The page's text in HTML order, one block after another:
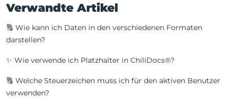
Verwandte Artikel
🔠 Wie kann ich Daten in den verschiedenen Formaten
darstellen?
✨ Wie verwende ich Platzhalter in ChiliDocs®?
🔠 Welche Steuerzeichen muss ich für den aktiven Benutzer
verwenden?